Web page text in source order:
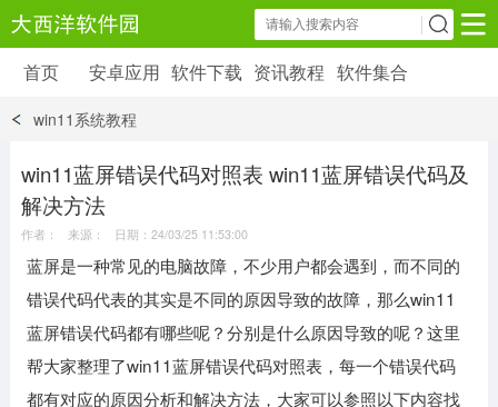
安卓应用 软件下载 资讯教程
6179 款应用
39 款应用
首页 安卓应用 软件下载 资讯教程 软件集合
win11系统教程
win11蓝屏错误代码对照表 win11蓝屏错误代码及
解决方法
作者： 来源： 日期：24/03/25 11:53:00
蓝屏是一种常见的电脑故障，不少用户都会遇到，而不同的
错误代码代表的其实是不同的原因导致的故障，那么win11
蓝屏错误代码都有哪些呢？分别是什么原因导致的呢？这里
帮大家整理了win11蓝屏错误代码对照表，每一个错误代码
都有对应的原因分析和解决方法，大家可以参照以下内容找